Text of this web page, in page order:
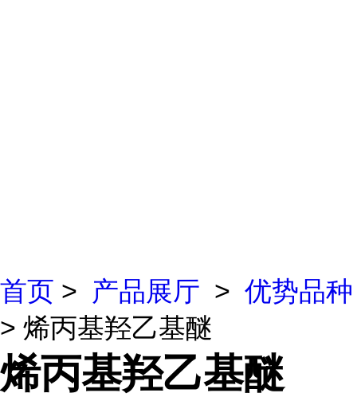
首页 > 产品展厅 > 优势品种
> 烯丙基羟乙基醚
烯丙基羟乙基醚